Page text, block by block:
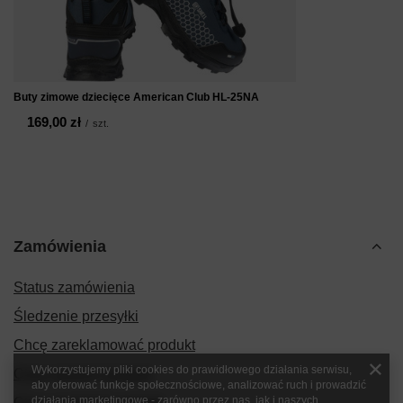
Buty zimowe dziecięce American Club HL-25NA
169,00 zł / szt.
Zamówienia
Status zamówienia
Śledzenie przesyłki
Chcę zareklamować produkt
Chcę zwrócić produkt
Wykorzystujemy pliki cookies do prawidłowego działania serwisu,
aby oferować funkcje społecznościowe, analizować ruch i prowadzić
działania marketingowe - zarówno przez nas, jak i naszych